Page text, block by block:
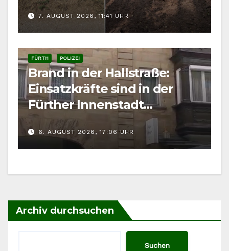
7. AUGUST 2026, 11:41 UHR
FÜRTH POLIZEI
Brand in der Hallstraße:
Einsatzkräfte sind in der
Fürther Innenstadt
gefordert
6. AUGUST 2026, 17:06 UHR
Archiv durchsuchen
Suchen